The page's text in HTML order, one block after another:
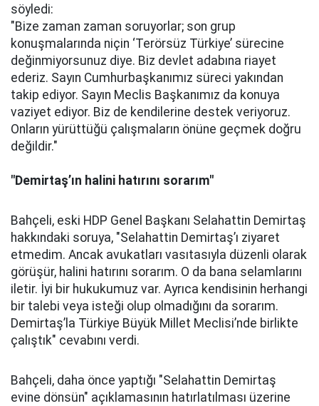
söyledi:
"Bize zaman zaman soruyorlar; son grup
konuşmalarında niçin ‘Terörsüz Türkiye’ sürecine
değinmiyorsunuz diye. Biz devlet adabına riayet
ederiz. Sayın Cumhurbaşkanımız süreci yakından
takip ediyor. Sayın Meclis Başkanımız da konuya
vaziyet ediyor. Biz de kendilerine destek veriyoruz.
Onların yürüttüğü çalışmaların önüne geçmek doğru
değildir."
"Demirtaş’ın halini hatırını sorarım"
Bahçeli, eski HDP Genel Başkanı Selahattin Demirtaş
hakkındaki soruya, "Selahattin Demirtaş’ı ziyaret
etmedim. Ancak avukatları vasıtasıyla düzenli olarak
görüşür, halini hatırını sorarım. O da bana selamlarını
iletir. İyi bir hukukumuz var. Ayrıca kendisinin herhangi
bir talebi veya isteği olup olmadığını da sorarım.
Demirtaş’la Türkiye Büyük Millet Meclisi’nde birlikte
çalıştık" cevabını verdi.
Bahçeli, daha önce yaptığı "Selahattin Demirtaş
evine dönsün" açıklamasının hatırlatılması üzerine